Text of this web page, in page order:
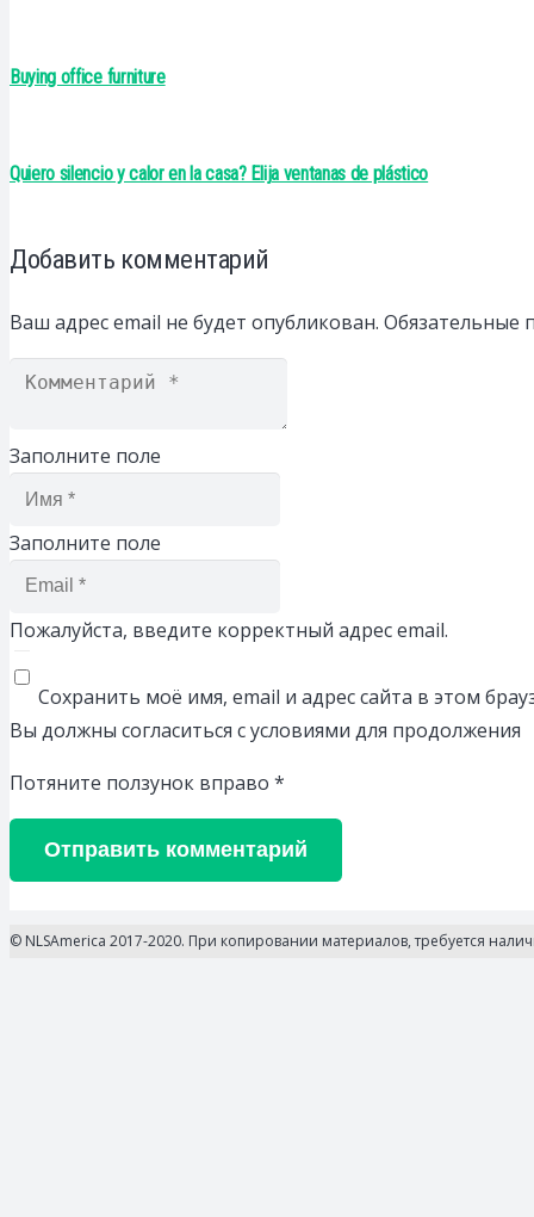
Buying office furniture
Quiero silencio y calor en la casa? Elija ventanas de plástico
Добавить комментарий
Ваш адрес email не будет опубликован. Обязательные
Заполните поле
Заполните поле
Пожалуйста, введите корректный адрес email.
Сохранить моё имя, email и адрес сайта в этом
Вы должны согласиться с условиями для продолжения
Потяните ползунок вправо *
Отправить комментарий
© NLSAmerica 2017-2020. При копировании материалов, требуется